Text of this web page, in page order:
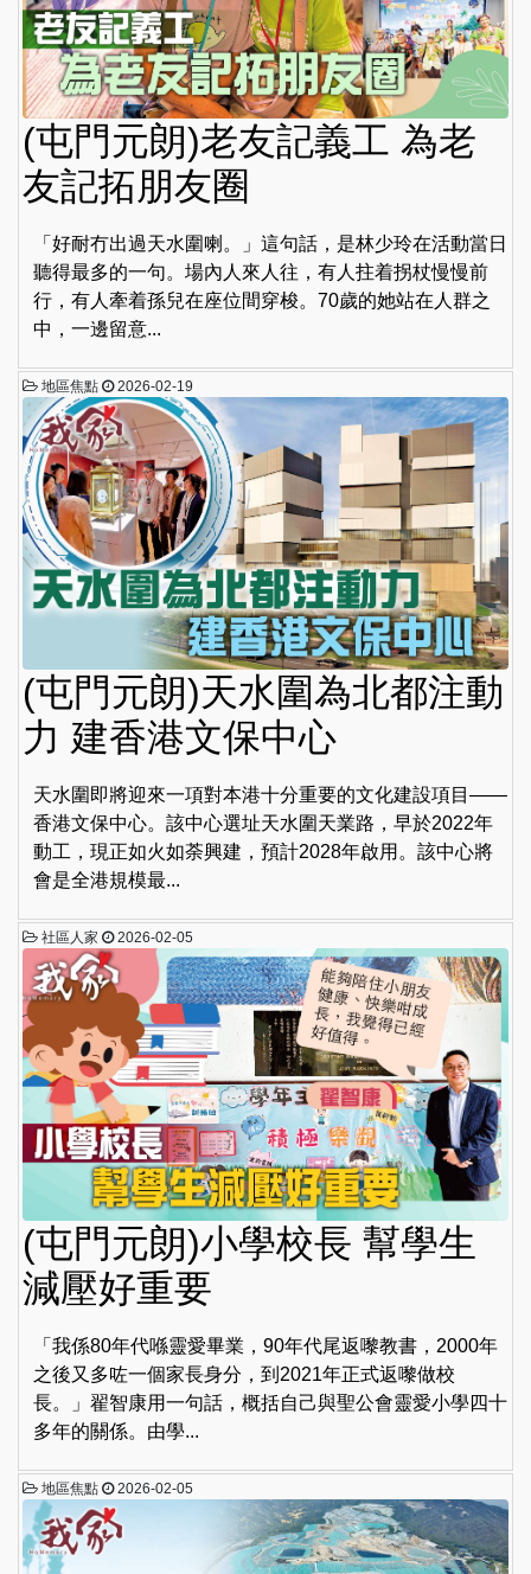
(屯門元朗)老友記義工 為老
友記拓朋友圈
「好耐冇出過天水圍喇。」這句話，是林少玲在活動當日
聽得最多的一句。場內人來人往，有人拄着拐杖慢慢前
行，有人牽着孫兒在座位間穿梭。70歲的她站在人群之
中，一邊留意...
地區焦點 2026-02-19
(屯門元朗)天水圍為北都注動
力 建香港文保中心
天水圍即將迎來一項對本港十分重要的文化建設項目——
香港文保中心。該中心選址天水圍天業路，早於2022年
動工，現正如火如荼興建，預計2028年啟用。該中心將
會是全港規模最...
社區人家 2026-02-05
(屯門元朗)小學校長 幫學生
減壓好重要
「我係80年代喺靈愛畢業，90年代尾返嚟教書，2000年
之後又多咗一個家長身分，到2021年正式返嚟做校
長。」翟智康用一句話，概括自己與聖公會靈愛小學四十
多年的關係。由學...
地區焦點 2026-02-05